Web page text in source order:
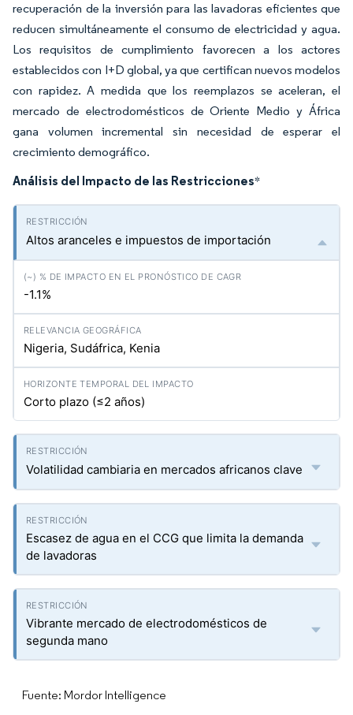
recuperación de la inversión para las lavadoras eficientes que
reducen simultáneamente el consumo de electricidad y agua.
Los requisitos de cumplimiento favorecen a los actores
establecidos con I+D global, ya que certifican nuevos modelos
con rapidez. A medida que los reemplazos se aceleran, el
mercado de electrodomésticos de Oriente Medio y África
gana volumen incremental sin necesidad de esperar el
crecimiento demográfico.
Análisis del Impacto de las Restricciones*
Altos aranceles e impuestos de importación
-1.1%
Nigeria, Sudáfrica, Kenia
Corto plazo (≤2 años)
Volatilidad cambiaria en mercados africanos clave
Escasez de agua en el CCG que limita la demanda
de lavadoras
Vibrante mercado de electrodomésticos de
segunda mano
Fuente: Mordor Intelligence